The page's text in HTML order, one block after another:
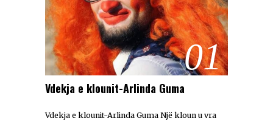
01
Vdekja e klounit-Arlinda Guma
Vdekja e klounit-Arlinda Guma Një kloun u vra